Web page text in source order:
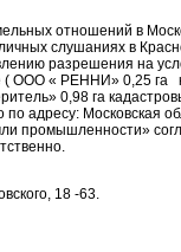
отношений в
слушаниях в
разрешения на
( ООО « РЕННИ» 0,25
0,98 га
адресу: Московская
промышленности»
18 -63.